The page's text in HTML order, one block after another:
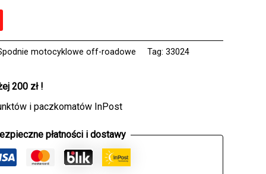
motocyklowe off-roadowe Tag: 33024
200 zł !
i paczkomatów InPost
płatności i dostawy